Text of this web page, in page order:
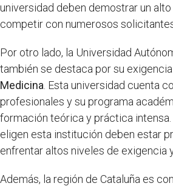
universidad deben demostrar un
competir con numerosos
Por otro lado, la Universidad
también se destaca por su
Medicina . Esta universidad cuenta
profesionales y su programa
formación teórica y práctica
eligen esta institución deben estar
enfrentar altos niveles de exigencia
Además, la región de Cataluña es